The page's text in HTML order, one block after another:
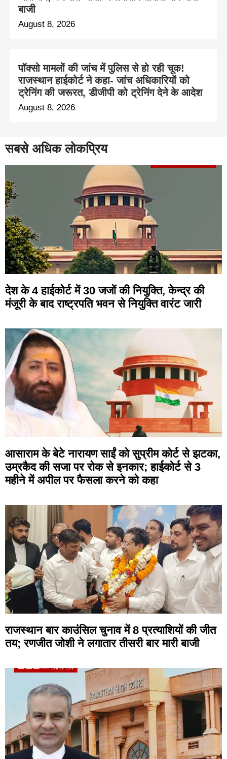
बाजी
August 8, 2026
पॉक्सो मामलों की जांच में पुलिस से हो रही चूक!
राजस्थान हाईकोर्ट ने कहा- जांच अधिकारियों को
ट्रेनिंग की जरूरत, डीजीपी को ट्रेनिंग देने के आदेश
August 8, 2026
सबसे अधिक लोकप्रिय
देश के 4 हाईकोर्ट में 30 जजों की नियुक्ति, केन्द्र की
मंजूरी के बाद राष्ट्रपति भवन से नियुक्ति वारंट जारी
आसाराम के बेटे नारायण साईं को सुप्रीम कोर्ट से झटका,
उम्रकैद की सजा पर रोक से इनकार; हाईकोर्ट से 3
महीने में अपील पर फैसला करने को कहा
राजस्थान बार काउंसिल चुनाव में 8 प्रत्याशियों की जीत
तय; रणजीत जोशी ने लगातार तीसरी बार मारी बाजी